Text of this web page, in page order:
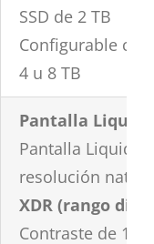
SSD de 2 TB
Configurable con:
4 u 8 TB
Pantalla Liquid
Pantalla Liquid
resolución
XDR (rango
Contraste de